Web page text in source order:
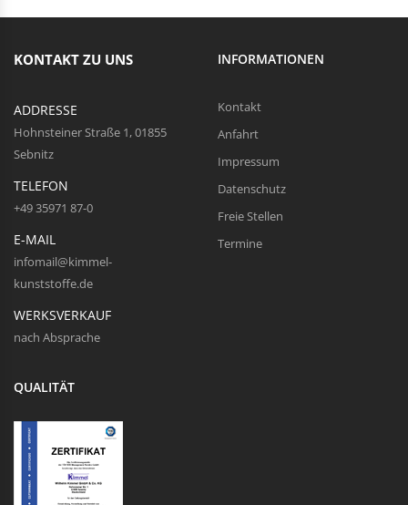
KONTAKT ZU UNS
ADDRESSE
Hohnsteiner Straße 1, 01855
Sebnitz
TELEFON
+49 35971 87-0
E-MAIL
infomail@kimmel-
kunststoffe.de
WERKSVERKAUF
nach Absprache
INFORMATIONEN
Kontakt
Anfahrt
Impressum
Datenschutz
Freie Stellen
Termine
QUALITÄT